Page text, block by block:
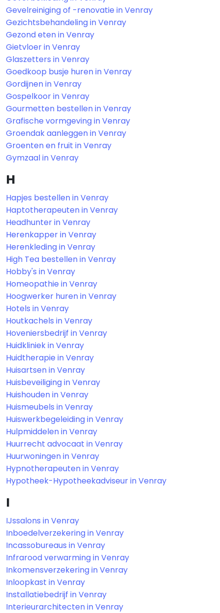
Gevelreiniging of -renovatie in Venray
Gezichtsbehandeling in Venray
Gezond eten in Venray
Gietvloer in Venray
Glaszetters in Venray
Goedkoop busje huren in Venray
Gordijnen in Venray
Gospelkoor in Venray
Gourmetten bestellen in Venray
Grafische vormgeving in Venray
Groendak aanleggen in Venray
Groenten en fruit in Venray
Gymzaal in Venray
H
Hapjes bestellen in Venray
Haptotherapeuten in Venray
Headhunter in Venray
Herenkapper in Venray
Herenkleding in Venray
High Tea bestellen in Venray
Hobby's in Venray
Homeopathie in Venray
Hoogwerker huren in Venray
Hotels in Venray
Houtkachels in Venray
Hoveniersbedrijf in Venray
Huidkliniek in Venray
Huidtherapie in Venray
Huisartsen in Venray
Huisbeveiliging in Venray
Huishouden in Venray
Huismeubels in Venray
Huiswerkbegeleiding in Venray
Hulpmiddelen in Venray
Huurrecht advocaat in Venray
Huurwoningen in Venray
Hypnotherapeuten in Venray
Hypotheek-Hypotheekadviseur in Venray
I
IJssalons in Venray
Inboedelverzekering in Venray
Incassobureaus in Venray
Infrarood verwarming in Venray
Inkomensverzekering in Venray
Inloopkast in Venray
Installatiebedrijf in Venray
Interieurarchitecten in Venray